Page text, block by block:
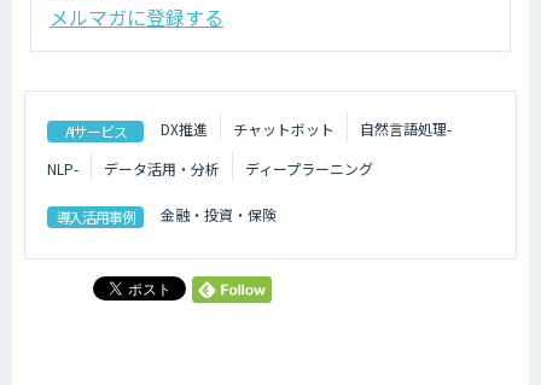
メルマガに登録する
AIサービス DX推進 チャットボット
自然言語処理-
NLP-
データ活用・分析 ディープラーニング
導入活用事例 金融・投資・保険